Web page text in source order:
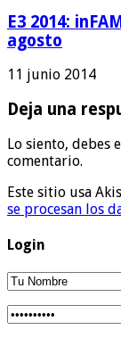
E3 2014:
agosto
11 junio 2014
Deja una
Lo siento, debes
comentario.
Este sitio usa
se procesan los
Login